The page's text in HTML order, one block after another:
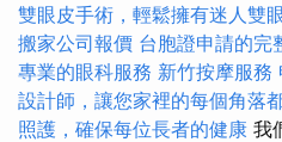
雙眼皮手術，輕鬆擁有迷人雙
搬家公司報價 台胞證申請的完
專業的眼科服務 新竹按摩服務
設計師，讓您家裡的每個角落
照護，確保每位長者的健康 我